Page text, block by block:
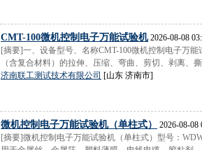
CMT-100微机控制电子万能试验机2026-08-08
[摘要]一、设备型号、名称CMT-100微机控制电子万
（含复合材料）的拉伸、压缩、弯曲、剪切、剥离、
济南联工测试技术有限公司 [山东 济南市]
微机控制电子万能试验机（单柱式）
2026-08-08
[摘要]微机控制电子万能试验机（单柱式）型号：